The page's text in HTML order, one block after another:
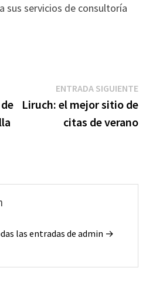
sus servicios de consultoría
ENTRADA SIGUIENTE
Liruch: el mejor sitio de
citas de verano
las entradas de admin →